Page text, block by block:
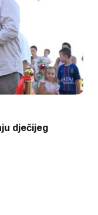
dječijeg